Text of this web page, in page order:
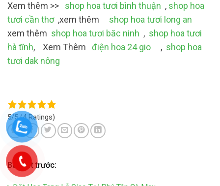
Xem thêm >> shop hoa tươi bình thuận , shop hoa
tươi cần thơ,xem thêm shop hoa tươi long an
xem thêm shop hoa tươi băc ninh , shop hoa tươi
hà tĩnh, Xem Thêm điện hoa 24 gio , shop hoa
tươi dak nông
5/5 (4 Ratings)
Bài viết trước: